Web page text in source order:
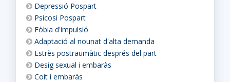
Depressió Pospart
Psicosi Pospart
Fòbia d'impulsió
Adaptació al nounat d'alta demanda
Estrès postraumàtic després del part
Desig sexual i embaràs
Coit i embaràs